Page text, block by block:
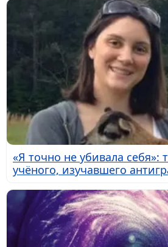
«Я точно не убивала себя»:
учёного, изучавшего